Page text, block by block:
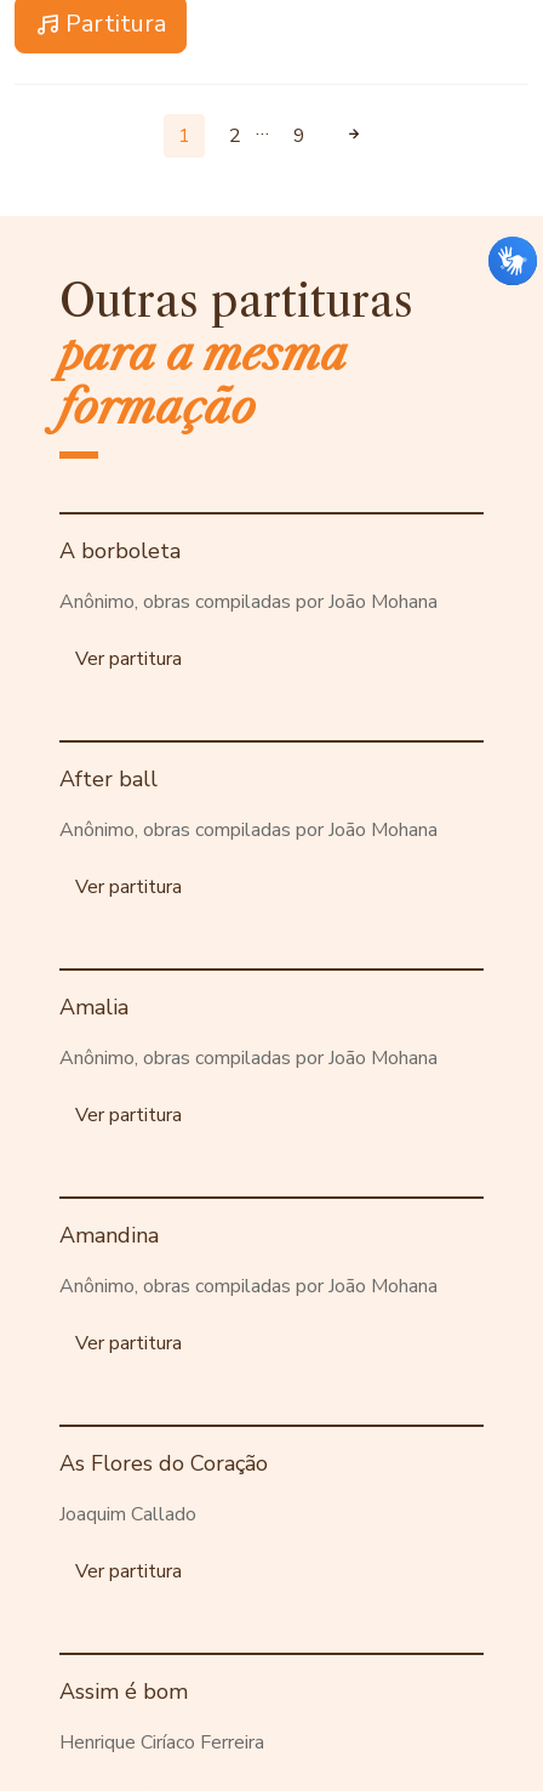
Partitura
1 2 … 9
Outras partituras
para a mesma
formação
A borboleta
Anônimo, obras compiladas por João Mohana
Ver partitura
After ball
Anônimo, obras compiladas por João Mohana
Ver partitura
Amalia
Anônimo, obras compiladas por João Mohana
Ver partitura
Amandina
Anônimo, obras compiladas por João Mohana
Ver partitura
As Flores do Coração
Joaquim Callado
Ver partitura
Assim é bom
Henrique Ciríaco Ferreira